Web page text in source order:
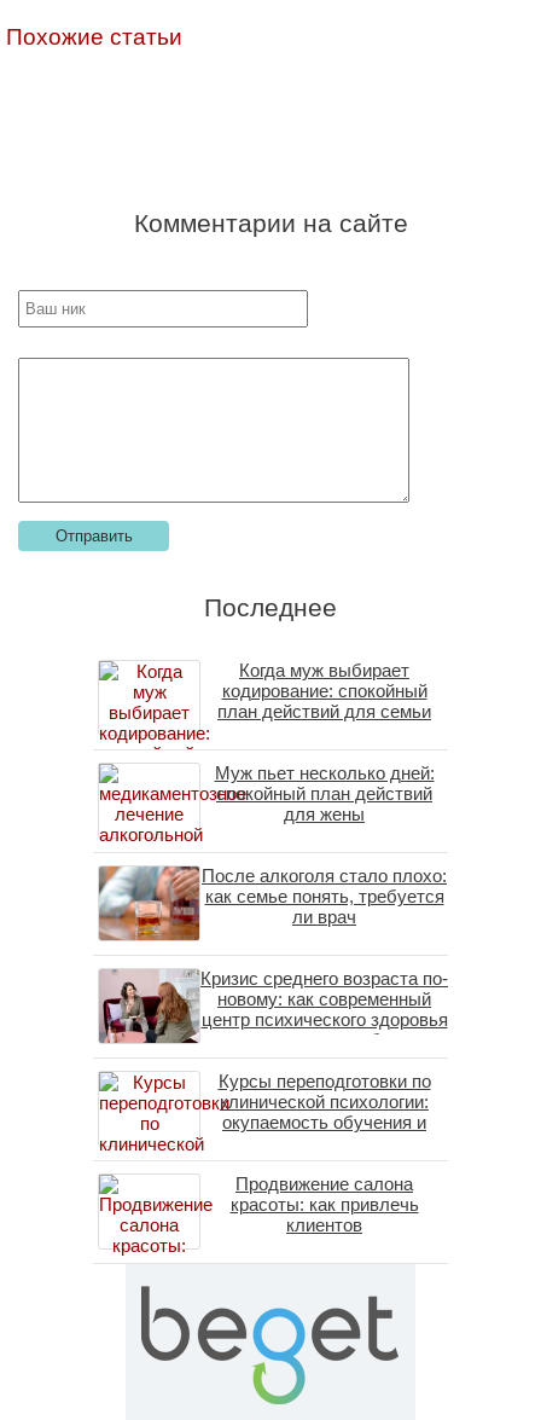
Похожие статьи
Комментарии на сайте
Последнее
Когда муж выбирает
кодирование: спокойный
план действий для семьи
Муж пьет несколько дней:
спокойный план действий
для жены
После алкоголя стало плохо:
как семье понять, требуется
ли врач
Кризис среднего возраста по-
новому: как современный
центр психического здоровья
помогает пересобрать
личность без таблеток
(методы ДПДГ и КПТ)
Курсы переподготовки по
клинической психологии:
окупаемость обучения и
специалистов в 2026 году
Продвижение салона
красоты: как привлечь
клиентов